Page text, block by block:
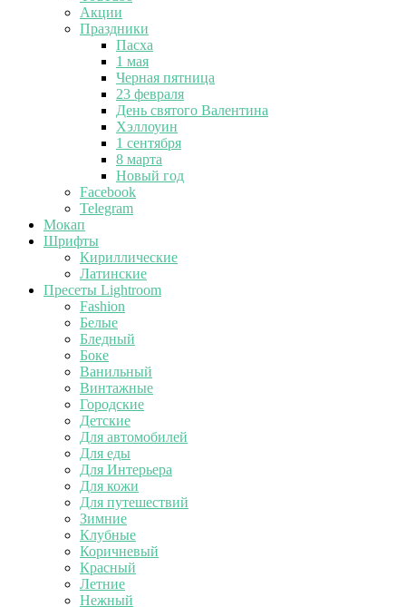
Акции
Праздники
Пасха
1 мая
Черная пятница
23 февраля
День святого Валентина
Хэллоуин
1 сентября
8 марта
Новый год
Facebook
Telegram
Мокап
Шрифты
Кириллические
Латинские
Пресеты Lightroom
Fashion
Белые
Бледный
Боке
Ванильный
Винтажные
Городские
Детские
Для автомобилей
Для еды
Для Интерьера
Для кожи
Для путешествий
Зимние
Клубные
Коричневый
Красный
Летние
Нежный